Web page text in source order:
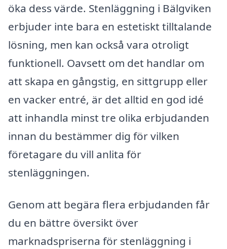
öka dess värde. Stenläggning i Bälgviken
erbjuder inte bara en estetiskt tilltalande
lösning, men kan också vara otroligt
funktionell. Oavsett om det handlar om
att skapa en gångstig, en sittgrupp eller
en vacker entré, är det alltid en god idé
att inhandla minst tre olika erbjudanden
innan du bestämmer dig för vilken
företagare du vill anlita för
stenläggningen.
Genom att begära flera erbjudanden får
du en bättre översikt över
marknadspriserna för stenläggning i